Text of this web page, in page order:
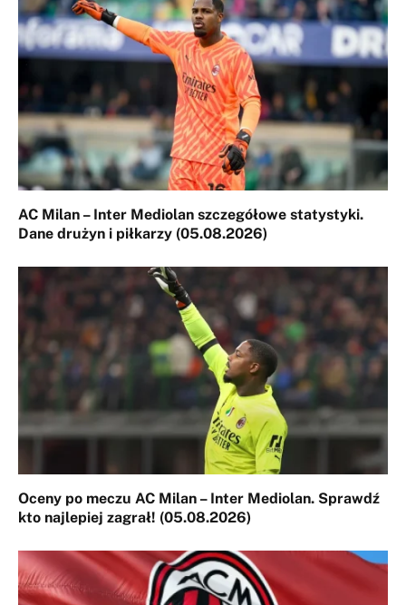
AC Milan – Inter Mediolan szczegółowe statystyki.
Dane drużyn i piłkarzy (05.08.2026)
Oceny po meczu AC Milan – Inter Mediolan. Sprawdź
kto najlepiej zagrał! (05.08.2026)